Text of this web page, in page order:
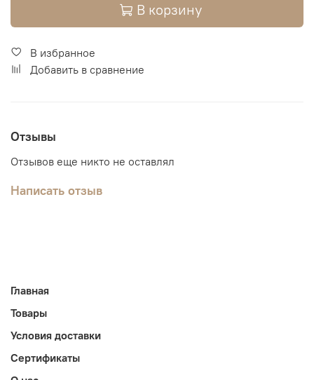
В корзину
В избранное
Добавить в сравнение
Отзывы
Отзывов еще никто не оставлял
Написать отзыв
Главная
Товары
Условия доставки
Сертификаты